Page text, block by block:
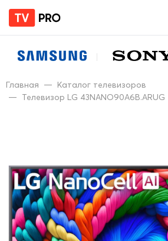
Главная — Каталог телевизоров
— Телевизор LG 43NANO90A6B.ARUG